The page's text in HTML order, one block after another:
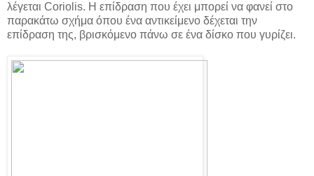
λέγεται Coriolis. Η επίδραση που έχει μπορεί να φανεί στο
παρακάτω σχήμα όπου ένα αντικείμενο δέχεται την
επίδραση της, βρισκόμενο πάνω σε ένα δίσκο που γυρίζει.